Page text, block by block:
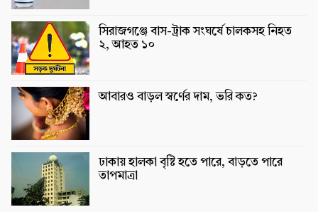
সিরাজগঞ্জে বাস-ট্রাক সংঘর্ষে চালকসহ নিহত
২, আহত ১০
আবারও বাড়ল স্বর্ণের দাম, ভরি কত?
ঢাকায় হালকা বৃষ্টি হতে পারে, বাড়তে পারে
তাপমাত্রা